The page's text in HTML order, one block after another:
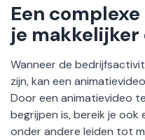
Een
je
Wanneer de
zijn, kan een
Door een animatievideo
begrijpen is, bereik je ook
onder andere leiden tot